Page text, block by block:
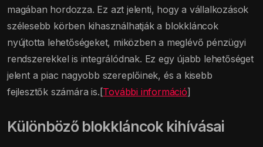
magában hordozza. Ez azt jelenti, hogy a vállalkozások
szélesebb körben kihasználhatják a blokkláncok
nyújtotta lehetőségeket, miközben a meglévő pénzügyi
rendszerekkel is integrálódnak. Ez egy újabb lehetőséget
jelent a piac nagyobb szereplőinek, és a kisebb
fejlesztők számára is.[További információ]
Különböző blokkláncok kihívásai